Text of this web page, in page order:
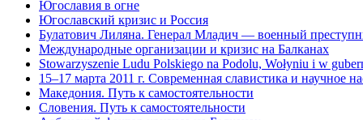
Югославия в огне
Югославский кризис и Россия
Булатович Лиляна. Генерал Младич — военный
Международные организации и кризис на Балканах
Stowarzyszenie Ludu Polskiego na Podolu, Wołyniu i w
15–17 марта 2011 г. Современная славистика и научное
Македония. Путь к самостоятельности
Словения. Путь к самостоятельности